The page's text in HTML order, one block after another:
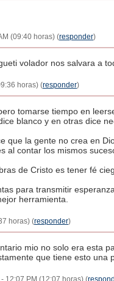
(09:40 horas) (responder)
volador nos salvara a
horas) (responder)
tomarse tiempo en
blanco y en otras dice
que la gente no crea en
al contar los mismos
de Cristo es tener fé
para transmitir
herramienta.
horas) (responder)
mio no solo era esta
que tiene esto
12:07 PM (12:07 horas) (